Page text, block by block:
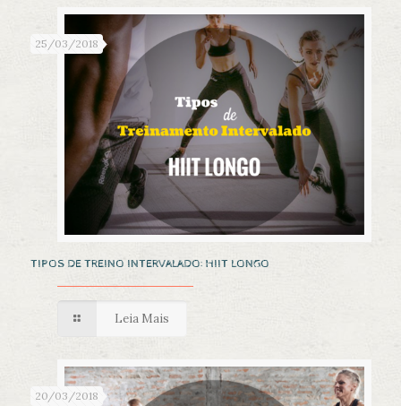
25/03/2018
TIPOS DE TREINO INTERVALADO: HIIT LONGO
Leia Mais
20/03/2018